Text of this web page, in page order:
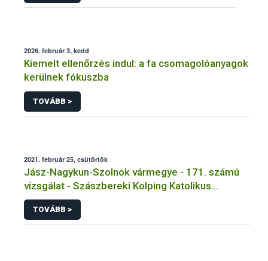
2026. február 3, kedd
Kiemelt ellenőrzés indul: a fa csomagolóanyagok
kerülnek fókuszba
TOVÁBB >
2021. február 25, csütörtök
Jász-Nagykun-Szolnok vármegye - 171. számú
vizsgálat - Szászbereki Kolping Katolikus
TOVÁBB >